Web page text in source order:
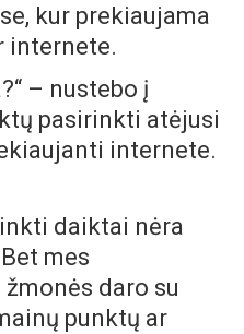
kur prekiaujama
internete.
– nustebo į
pasirinkti atėjusi
internete.
daiktai nėra
mes
daro su
punktų ar